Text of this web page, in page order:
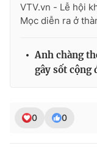
VTV.vn - Lễ hội
Mọc diễn ra ở
Anh chàng
gây sốt cộng
0 0